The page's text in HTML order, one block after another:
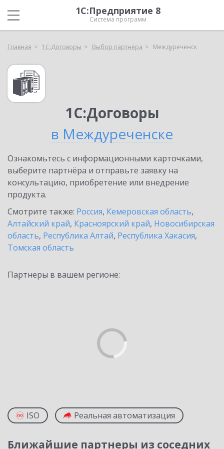
1С:Предприятие 8
Система программ
Главная 1С:Договоры Выбор партнёра Междуреченск
1С:Договоры
в Междуреченске
Ознакомьтесь с информационными карточками,
выберите партнёра и отправьте заявку на
консультацию, приобретение или внедрение
продукта.
Смотрите также: Россия, Кемеровская область,
Алтайский край, Красноярский край, Новосибирская
область, Республика Алтай, Республика Хакасия,
Томская область
Партнеры в вашем регионе:
ISO Реальная автоматизация
Ближайшие партнеры из соседних